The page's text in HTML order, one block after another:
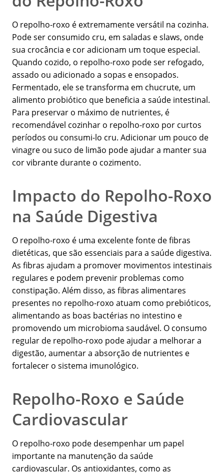
O repolho-roxo é extremamente versátil na cozinha.
Pode ser consumido cru, em saladas e slaws, onde
sua crocância e cor adicionam um toque especial.
Quando cozido, o repolho-roxo pode ser refogado,
assado ou adicionado a sopas e ensopados.
Fermentado, ele se transforma em chucrute, um
alimento probiótico que beneficia a saúde intestinal.
Para preservar o máximo de nutrientes, é
recomendável cozinhar o repolho-roxo por curtos
períodos ou consumi-lo cru. Adicionar um pouco de
vinagre ou suco de limão pode ajudar a manter sua
cor vibrante durante o cozimento.
Impacto do Repolho-Roxo
na Saúde Digestiva
O repolho-roxo é uma excelente fonte de fibras
dietéticas, que são essenciais para a saúde digestiva.
As fibras ajudam a promover movimentos intestinais
regulares e podem prevenir problemas como
constipação. Além disso, as fibras alimentares
presentes no repolho-roxo atuam como prebióticos,
alimentando as boas bactérias no intestino e
promovendo um microbioma saudável. O consumo
regular de repolho-roxo pode ajudar a melhorar a
digestão, aumentar a absorção de nutrientes e
fortalecer o sistema imunológico.
Repolho-Roxo e Saúde
Cardiovascular
O repolho-roxo pode desempenhar um papel
importante na manutenção da saúde
cardiovascular. Os antioxidantes, como as